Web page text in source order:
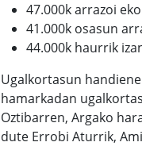
47.000k arrazoi
41.000k osasun
44.000k haurrik
Ugalkortasun
hamarkadan
Oztibarren, Argako
dute Errobi Aturrik,